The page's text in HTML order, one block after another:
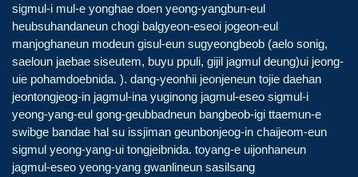
sigmul-i mul-e yonghae doen yeong-yangbun-eul
heubsuhandaneun chogi balgyeon-eseoi jogeon-eul
manjoghaneun modeun gisul-eun sugyeongbeob (aelo sonig,
saeloun jaebae siseutem, buyu ppuli, gijil jagmul deung)ui jeong-
uie pohamdoebnida. ). dang-yeonhii jeonjeneun tojie daehan
jeontongjeog-in jagmul-ina yuginong jagmul-eseo sigmul-i
yeong-yang-eul gong-geubbadneun bangbeob-igi ttaemun-e
swibge bandae hal su issjiman geunbonjeog-in chaijeom-eun
sigmul yeong-yang-ui tongjeibnida. toyang-e uijonhaneun
jagmul-eseo yeong-yang gwanlineun sasilsang